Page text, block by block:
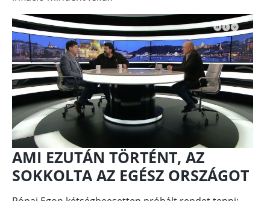
AMI EZUTÁN TÖRTÉNT, AZ
SOKKOLTA AZ EGÉSZ ORSZÁGOT